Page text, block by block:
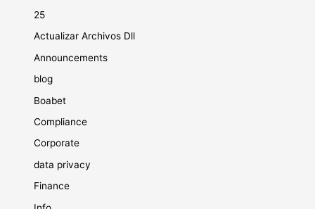
25
Actualizar Archivos Dll
Announcements
blog
Boabet
Compliance
Corporate
data privacy
Finance